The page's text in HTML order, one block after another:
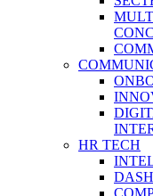
HR TECH